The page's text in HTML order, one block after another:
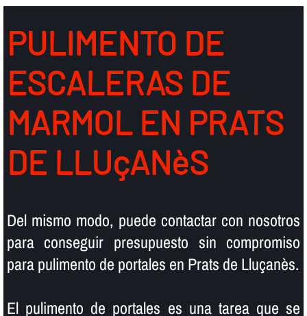
PULIMENTO DE
ESCALERAS DE
MARMOL EN PRATS
DE LLUçANèS
Del mismo modo, puede contactar con nosotros
para conseguir presupuesto sin compromiso
para pulimento de portales en Prats de Lluçanès.
El pulimento de portales es una tarea que se